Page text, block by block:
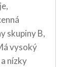
skupiny B,
vysoký
nízky